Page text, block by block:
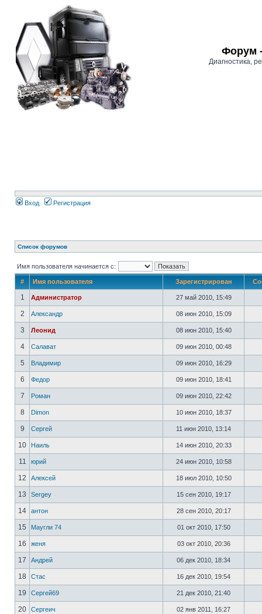
Форум -
Диагностика,
Вход Регистрация
Список форумов
Имя пользователя начинается с:
# Имя пользователя Зарегистрирован
1 Администратор 27 май 2010, 15:49
2 Александр 08 июн 2010, 15:09
3 Леонид 08 июн 2010, 15:40
4 Салават 09 июн 2010, 00:48
5 Владимир 09 июн 2010, 16:29
6 Федор 09 июн 2010, 18:41
7 Роман 09 июн 2010, 22:42
8 Dimon 10 июн 2010, 18:37
9 Сергей 11 июн 2010, 13:14
10 Наиль 14 июн 2010, 20:33
11 юрий 24 июн 2010, 10:58
12 Алексей 18 июл 2010, 10:50
13 Sergey 15 сен 2010, 19:17
14 антон 28 сен 2010, 20:17
15 Маугли 74 01 окт 2010, 17:50
16 женя 03 окт 2010, 20:36
17 Андрей 06 дек 2010, 18:34
18 Стас 16 дек 2010, 19:54
19 Сергей69 21 дек 2010, 21:40
20 Сергеич 02 янв 2011, 16:27